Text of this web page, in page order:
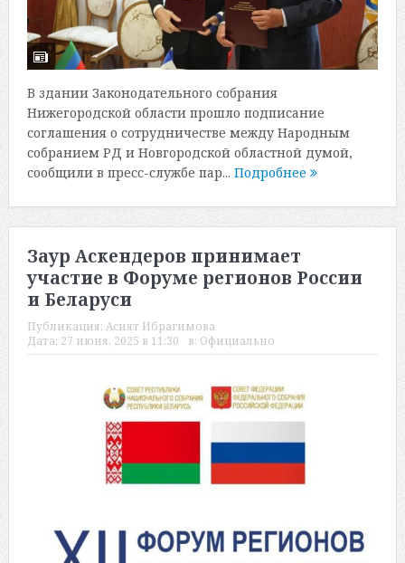
В здании Законодательного собрания
Нижегородской области прошло подписание
соглашения о сотрудничестве между Народным
собранием РД и Новгородской областной думой,
сообщили в пресс-службе пар... Подробнее
Заур Аскендеров принимает
участие в Форуме регионов России
и Беларуси
Публикация: Асият Ибрагимова
Дата: 27 июня, 2025 в 11:30 в: Официально